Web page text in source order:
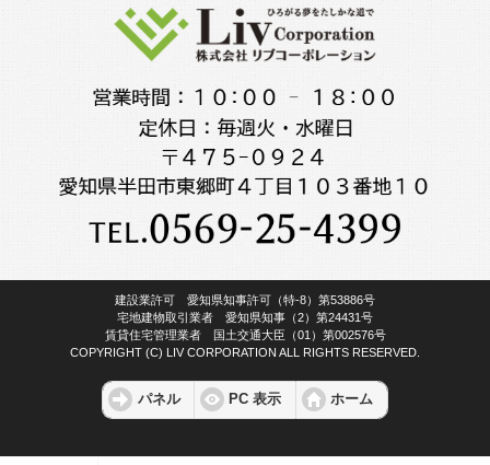
建設業許可 愛知県知事許可（特-8）第53886号
宅地建物取引業者 愛知県知事（2）第24431号
賃貸住宅管理業者 国土交通大臣（01）第002576号
COPYRIGHT (C) LIV CORPORATION ALL RIGHTS RESERVED.
パネル PC 表示 ホーム